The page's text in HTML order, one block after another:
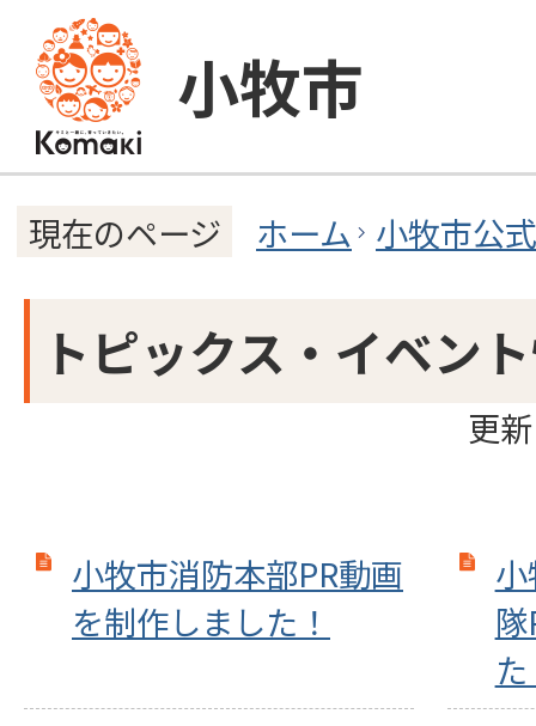
小牧市
現在のページ ホーム 小牧市公
トピックス・イベン
更
小牧市消防本部PR動画
を制作しました！